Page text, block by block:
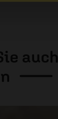
auch